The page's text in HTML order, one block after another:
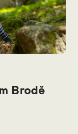
Brodě